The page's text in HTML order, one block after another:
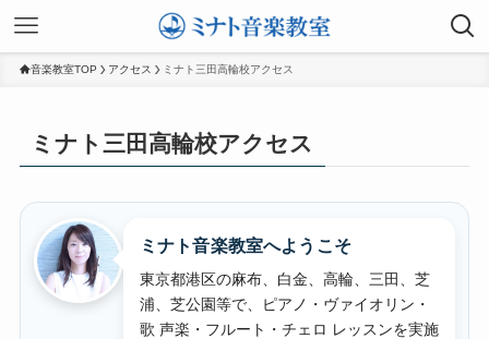
音楽教室TOP アクセス ミナト三田高輪校アクセス
ミナト三田高輪校アクセス
ミナト音楽教室へようこそ
東京都港区の麻布、白金、高輪、三田、芝
浦、芝公園等で、ピアノ・ヴァイオリン・
歌 声楽・フルート・チェロ レッスンを実施